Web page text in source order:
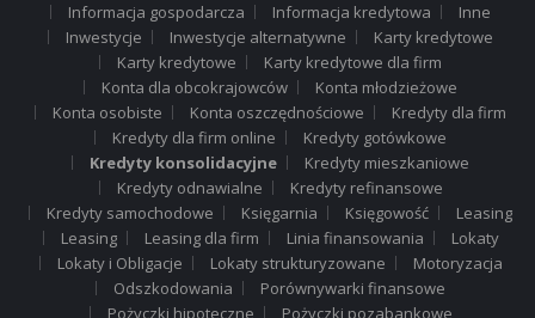
Informacja gospodarcza
Informacja kredytowa
Inne
Inwestycje
Inwestycje alternatywne
Karty kredytowe
Karty kredytowe
Karty kredytowe dla firm
Konta dla obcokrajowców
Konta młodzieżowe
Konta osobiste
Konta oszczędnościowe
Kredyty dla firm
Kredyty dla firm online
Kredyty gotówkowe
Kredyty konsolidacyjne
Kredyty mieszkaniowe
Kredyty odnawialne
Kredyty refinansowe
Kredyty samochodowe
Księgarnia Księgowość
Leasing
Leasing
Leasing dla firm Linia finansowania
Lokaty
Lokaty i Obligacje
Lokaty strukturyzowane
Motoryzacja
Odszkodowania
Porównywarki finansowe
Pożyczki hipoteczne
Pożyczki pozabankowe